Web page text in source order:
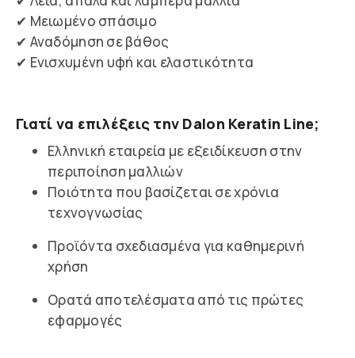
✔ Μειωμένο σπάσιμο
✔ Αναδόμηση σε βάθος
✔ Ενισχυμένη υφή και ελαστικότητα
Γιατί να επιλέξεις την Dalon Keratin Line;
Ελληνική εταιρεία με εξειδίκευση στην
περιποίηση μαλλιών
Ποιότητα που βασίζεται σε χρόνια
τεχνογνωσίας
Προϊόντα σχεδιασμένα για καθημερινή
χρήση
Ορατά αποτελέσματα από τις πρώτες
εφαρμογές